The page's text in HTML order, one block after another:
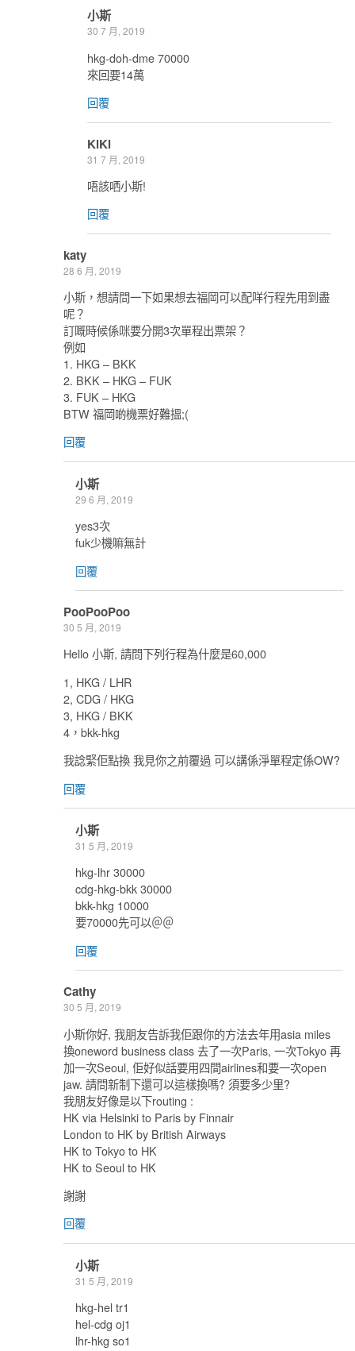
小斯
30 7 月, 2019
hkg-doh-dme 70000
來回要14萬
回覆
KiKi
31 7 月, 2019
唔該哂小斯!
回覆
katy
28 6 月, 2019
小斯，想請問一下如果想去福岡可以配咩行程先用到盡
呢？
訂嘅時候係咪要分開3次單程出票架？
例如
1. HKG – BKK
2. BKK – HKG – FUK
3. FUK – HKG
BTW 福岡啲機票好難搵;(
回覆
小斯
29 6 月, 2019
yes3次
fuk少機嘛無計
回覆
PooPooPoo
30 5 月, 2019
Hello 小斯, 請問下列行程為什麼是60,000
1, HKG / LHR
2, CDG / HKG
3, HKG / BKK
4，bkk-hkg
我諗緊佢點換 我見你之前覆過 可以講係淨單程定係OW?
回覆
小斯
31 5 月, 2019
hkg-lhr 30000
cdg-hkg-bkk 30000
bkk-hkg 10000
要70000先可以＠＠
回覆
Cathy
30 5 月, 2019
小斯你好, 我朋友告訴我佢跟你的方法去年用asia miles
換oneword business class 去了一次Paris, 一次Tokyo 再
加一次Seoul, 佢好似話要用四間airlines和要一次open
jaw. 請問新制下還可以這樣換嗎? 須要多少里?
我朋友好像是以下routing :
HK via Helsinki to Paris by Finnair
London to HK by British Airways
HK to Tokyo to HK
HK to Seoul to HK
謝謝
回覆
小斯
31 5 月, 2019
hkg-hel tr1
hel-cdg oj1
lhr-hkg so1